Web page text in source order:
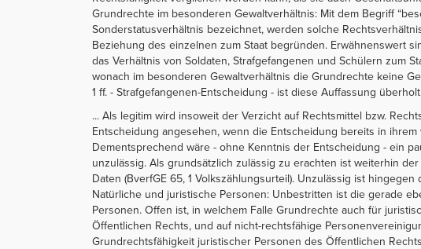
Grundrechte im besonderen Gewaltverhältnis: Mit dem Begriff
Sonderstatusverhältnis bezeichnet, werden solche
Beziehung des einzelnen zum Staat begründen. Erwähnenswert
das Verhältnis von Soldaten, Strafgefangenen und Schülern zum
wonach im besonderen Gewaltverhältnis die Grundrechte keine
1 ff. - Strafgefangenen-Entscheidung - ist diese Auffassung
... Als legitim wird insoweit der Verzicht auf Rechtsmittel bzw.
Entscheidung angesehen, wenn die Entscheidung bereits in
Dementsprechend wäre - ohne Kenntnis der Entscheidung - ein
unzulässig. Als grundsätzlich zulässig zu erachten ist weiterhin
Daten (BverfGE 65, 1 Volkszählungsurteil). Unzulässig ist
Natürliche und juristische Personen: Unbestritten ist die gerade
Personen. Offen ist, in welchem Falle Grundrechte auch für
Öffentlichen Rechts, und auf nicht-rechtsfähige
Grundrechtsfähigkeit juristischer Personen des Öffentlichen